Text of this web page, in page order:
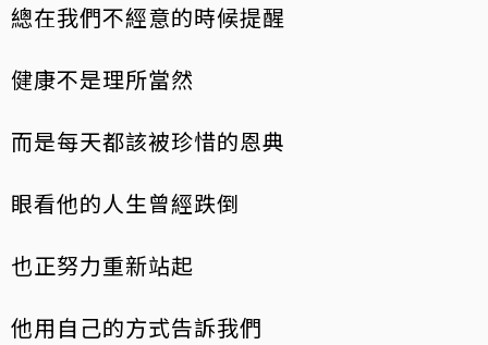
總在我們不經意的時候提醒
健康不是理所當然
而是每天都該被珍惜的恩典
眼看他的人生曾經跌倒
也正努力重新站起
他用自己的方式告訴我們